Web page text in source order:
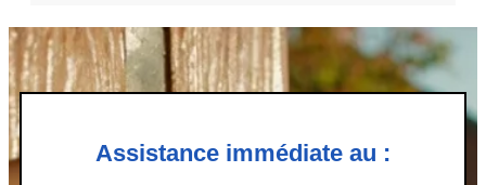
Assistance immédiate au :